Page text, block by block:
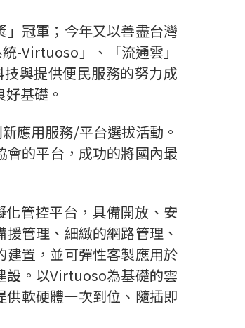
冠軍；今年又以善盡台灣
-Virtuoso」、「流通雲」
與提供便民服務的努力成
基礎。
應用服務/平台選拔活動。
的平台，成功的將國內最
管控平台，具備開放、安
管理、細緻的網路管理、
建置，並可彈性客製應用於
設。以Virtuoso為基礎的雲
軟硬體一次到位、隨插即